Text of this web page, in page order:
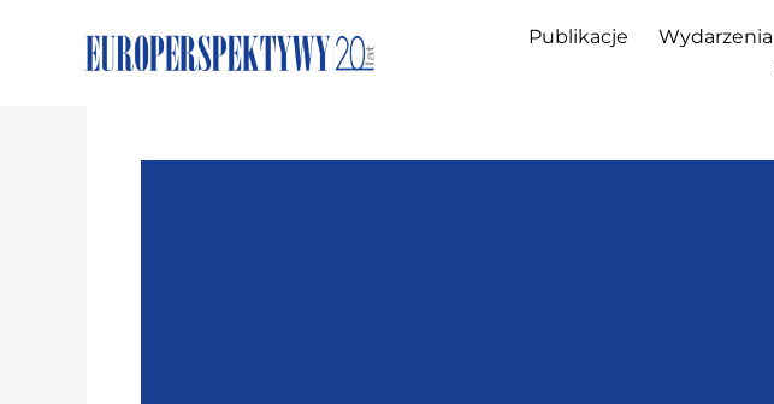
Publikacje Wydarzenia